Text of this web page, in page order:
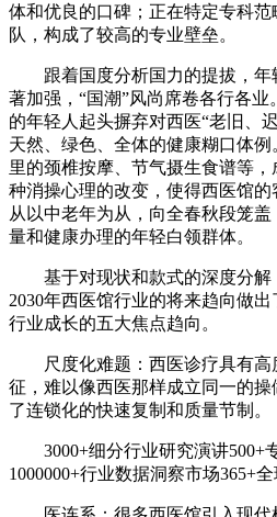
体和优良的口碑；正在特定专科
队，构成了较高的专业壁垒。
跟着国度分析国力的提拔，年
著加强，“国潮”风尚席卷各行各
的年轻人起头摒弃对西医“老旧、
天然、绿色、全体的健康糊口体
里的颈椎按摩、节气摄生食谱等
种消操心理的改变，使得西医馆的
从以中老年为从，向全春秋段笼
量和健康办理的年轻白领群体。
基于对现状和款式的深度分解
2030年西医馆行业的将来趋向做
行业成长的五大焦点趋向。
尺度化难题：西医诊疗具有高
征，难以像西医那样成立同一的
了连锁化的快速复制和质量节制。
3000+细分行业研究演讲500+
1000000+行业数据洞察市场365+